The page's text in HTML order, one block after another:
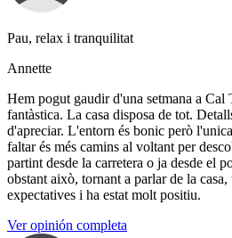
Pau, relax i tranquilitat
Annette
Hem pogut gaudir d'una setmana a Cal
fantàstica. La casa disposa de tot.
d'apreciar. L'entorn és bonic però
faltar és més camins al voltant per
partint desde la carretera o ja desde el
obstant això, tornant a parlar de la
expectatives i ha estat molt positiu.
Ver opinión completa